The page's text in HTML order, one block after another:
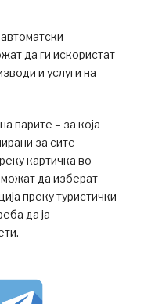
да ги искористат
и услуги на
парите – за која
за сите
картичка во
можат да изберат
преку туристички
да ја